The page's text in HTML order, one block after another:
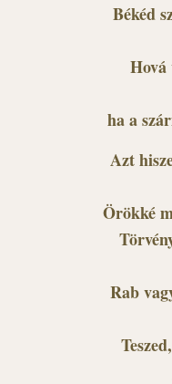
Békéd
Hová
ha a
Azt
Örökké
Rab